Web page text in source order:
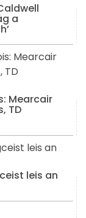
a
Mearcair
TD
leis an